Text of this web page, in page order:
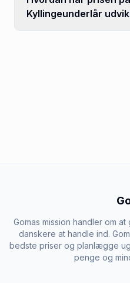
Kyllingeunderlår
Gomas mission handler om
danskere at handle ind.
bedste priser og planlægge
penge og